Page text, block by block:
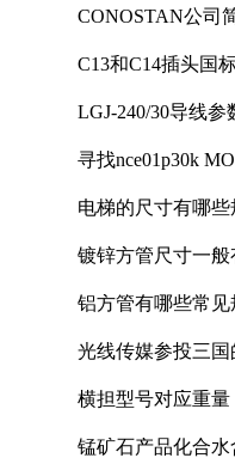
CONOSTAN公司
C13和C14插头国
LGJ-240/30导线
寻找nce01p30k
电梯的尺寸有哪些
镀锌方管尺寸一般
铝方管有哪些常见
光线传媒参投三
横担型号对应重量
锰矿石产品化合水